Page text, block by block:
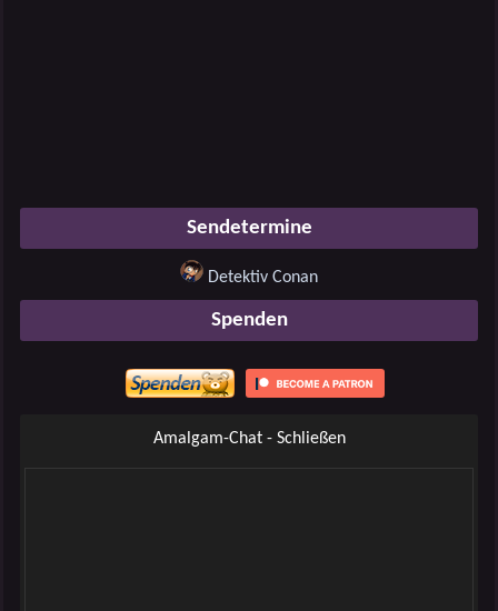
Sendetermine
Detektiv Conan
Spenden
Amalgam-Chat - Schließen